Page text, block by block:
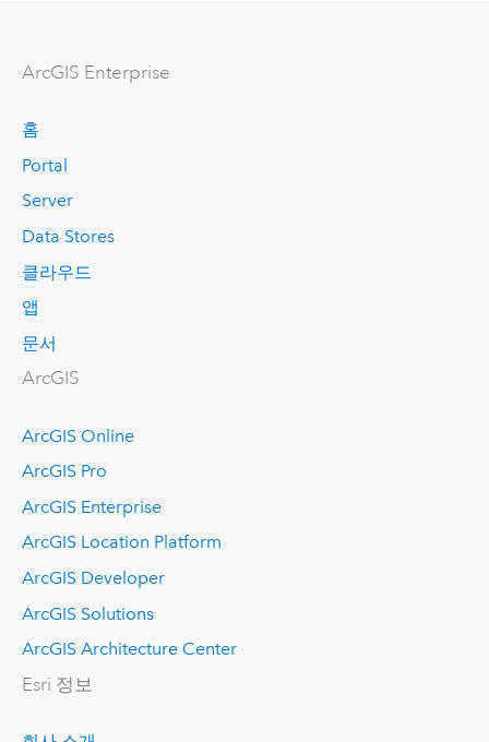
ArcGIS Enterprise
홈
Portal
Server
Data Stores
클라우드
앱
문서
ArcGIS
ArcGIS Online
ArcGIS Pro
ArcGIS Enterprise
ArcGIS Location Platform
ArcGIS Developer
ArcGIS Solutions
ArcGIS Architecture Center
Esri 정보